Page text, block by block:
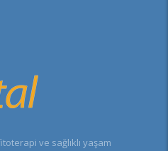
ve sağlıklı yaşam